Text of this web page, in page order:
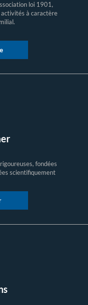
loi 1901,
à caractère
fondées
scientifiquement